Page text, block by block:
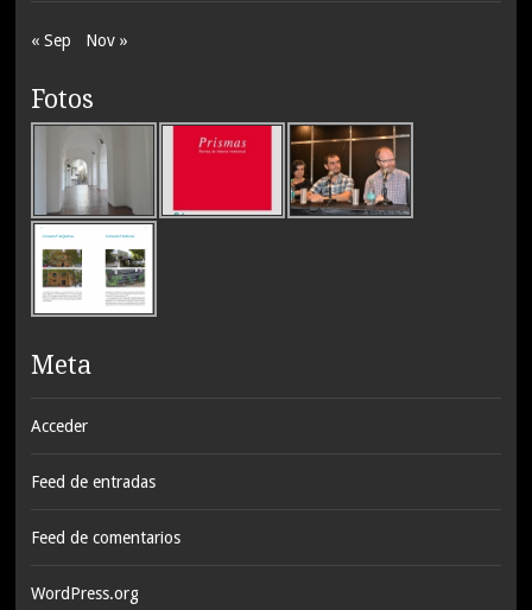
« Sep Nov »
Fotos
Meta
Acceder
Feed de entradas
Feed de comentarios
WordPress.org